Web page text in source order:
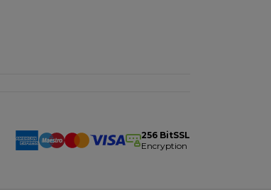
256 BitSSL
Encryption